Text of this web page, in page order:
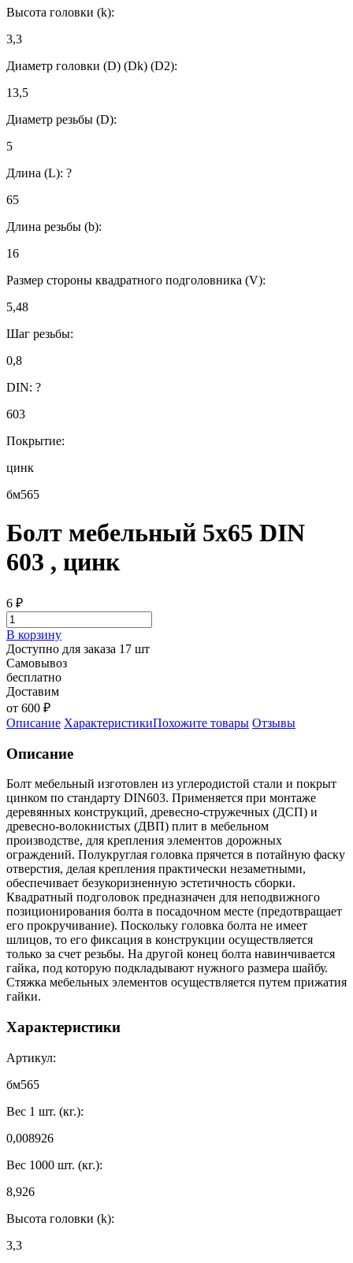
Высота головки (k):
3,3
Диаметр головки (D) (Dk) (D2):
13,5
Диаметр резьбы (D):
5
Длина (L): ?
65
Длина резьбы (b):
16
Размер стороны квадратного подголовника (V):
5,48
Шаг резьбы:
0,8
DIN: ?
603
Покрытие:
цинк
бм565
Болт мебельный 5х65 DIN
603 , цинк
6 ₽
В корзину
Доступно для заказа 17 шт
Самовывоз
бесплатно
Доставим
от 600 ₽
Описание ХарактеристикиПохожите товары Отзывы
Описание
Болт мебельный изготовлен из углеродистой стали и покрыт
цинком по стандарту DIN603. Применяется при монтаже
деревянных конструкций, древесно-стружечных (ДСП) и
древесно-волокнистых (ДВП) плит в мебельном
производстве, для крепления элементов дорожных
ограждений. Полукруглая головка прячется в потайную фаску
отверстия, делая крепления практически незаметными,
обеспечивает безукоризненную эстетичность сборки.
Квадратный подголовок предназначен для неподвижного
позиционирования болта в посадочном месте (предотвращает
его прокручивание). Поскольку головка болта не имеет
шлицов, то его фиксация в конструкции осуществляется
только за счет резьбы. На другой конец болта навинчивается
гайка, под которую подкладывают нужного размера шайбу.
Стяжка мебельных элементов осуществляется путем прижатия
гайки.
Характеристики
Артикул:
бм565
Вес 1 шт. (кг.):
0,008926
Вес 1000 шт. (кг.):
8,926
Высота головки (k):
3,3